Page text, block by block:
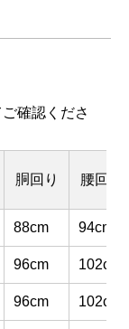
確認くださ
胴回り 腰回り
88cm 94cm
96cm 102cm
96cm 102cm